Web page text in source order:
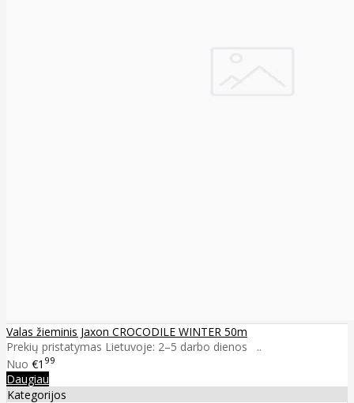
Valas žieminis Jaxon CROCODILE WINTER 50m
Prekių pristatymas Lietuvoje: 2–5 darbo dienos ..
Nuo €1 99
Daugiau
Kategorijos